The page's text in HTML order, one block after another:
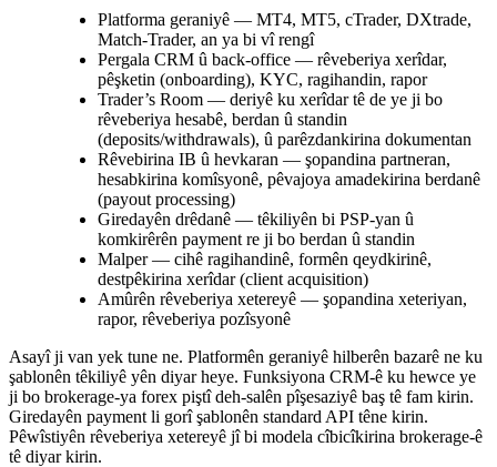
Platforma geraniyê — MT4, MT5, cTrader, DXtrade,
Match-Trader, an ya bi vî rengî
Pergala CRM û back-office — rêveberiya xerîdar,
pêşketin (onboarding), KYC, ragihandin, rapor
Trader’s Room — deriyê ku xerîdar tê de ye ji bo
rêveberiya hesabê, berdan û standin
(deposits/withdrawals), û parêzdankirina dokumentan
Rêvebirina IB û hevkaran — şopandina partneran,
hesabkirina komîsyonê, pêvajoya amadekirina berdanê
(payout processing)
Giredayên drêdanê — têkiliyên bi PSP-yan û
komkirêrên payment re ji bo berdan û standin
Malper — cihê ragihandinê, formên qeydkirinê,
destpêkirina xerîdar (client acquisition)
Amûrên rêveberiya xetereyê — şopandina xeteriyan,
rapor, rêveberiya pozîsyonê
Asayî ji van yek tune ne. Platformên geraniyê hilberên bazarê ne ku
şablonên têkiliyê yên diyar heye. Funksiyona CRM-ê ku hewce ye
ji bo brokerage-ya forex piştî deh-salên pîşesaziyê baş tê fam kirin.
Giredayên payment li gorî şablonên standard API têne kirin.
Pêwîstiyên rêveberiya xetereyê jî bi modela cîbicîkirina brokerage-ê
tê diyar kirin.